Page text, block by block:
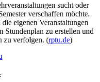
sucht oder
verschaffen möchte.
eigenen Veranstaltungen
Stundenplan zu erstellen und
zu verfolgen. (rptu.de)